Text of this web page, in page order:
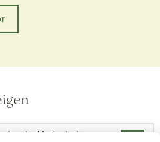
in Hydrokultur